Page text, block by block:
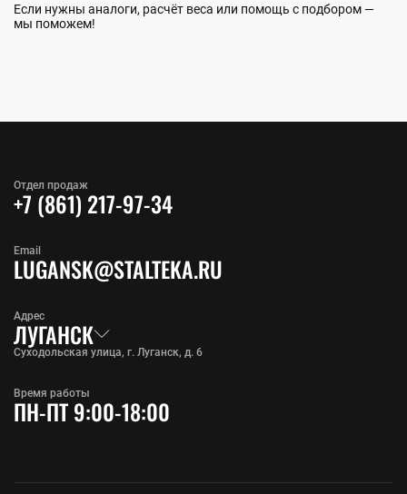
Если нужны аналоги, расчёт веса или помощь с подбором —
мы поможем!
Отдел продаж
+7 (861) 217-97-34
Адрес
ЛУГАНСК
Суходольская улица, г. Луганск, д. 6
Email
LUGANSK@STALTEKA.RU
Время работы
ПН-ПТ 9:00-18:00